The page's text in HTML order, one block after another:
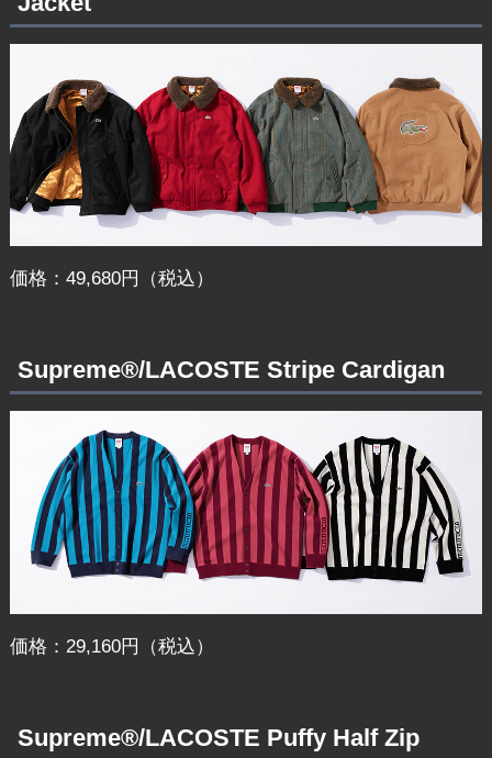
価格：49,680円（税込）
Supreme®/LACOSTE Stripe Cardigan
価格：29,160円（税込）
Supreme®/LACOSTE Puffy Half Zip